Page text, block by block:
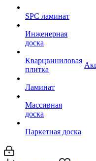
SPC ламинат
Инженерная
доска
Кварцвиниловая
плитка
Ламинат
Массивная
доска
Паркетная доска